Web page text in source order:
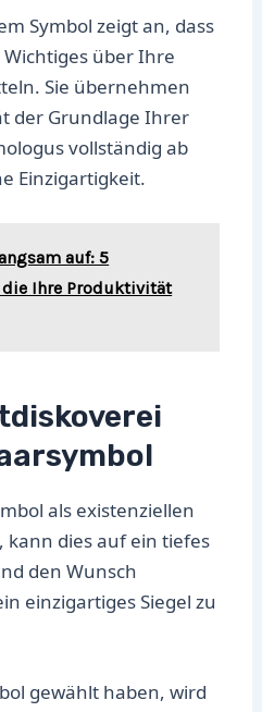
Symbol zeigt an, dass
über Ihre
Sie übernehmen
der Grundlage Ihrer
vollständig ab
Einzigartigkeit.
auf: 5
Ihre Produktivität
als existenziellen
kann dies auf ein tiefes
den Wunsch
einzigartiges Siegel zu
gewählt haben, wird